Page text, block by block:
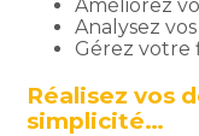
Améliorez
Analysez
Gérez votre
Réalisez vos
simplicité…